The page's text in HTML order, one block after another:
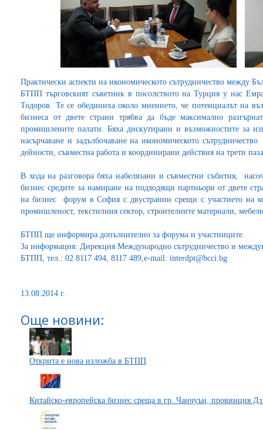
Практически аспекти на икономическото сътрудничество между
БТПП търговският съветник в посолството на Турция у нас
Тодоров. Те се обединиха около мнението, че потенциалът на
бизнеса от двете страни трябва да бъде максимално
промишлените палати. Бяха дискутирани и възможностите за
насърчаване и задълбочаване на икономическото
дейности, съвместна работа и координирани действия на трети
В хода на разговора бяха набелязани и съвместни събития,
бизнес средите за намиране на подходящи партньори от двете
на бизнес форум в София с двустранни срещи с участието на
промишленост, текстилния сектор, строителните материали,
БТПП ще информира допълнително за форума и участниците.
За информация: Дирекция Международно сътрудничество и
БТПП, тел.: 02 8117 494, 8117 489,e-mail: interdpt@bcci.bg
13.08.2014 г.
Още новини:
Открита е нова изложба в БТПП
Китайско-европейска бизнес среща в гр. Чанчуън, провинция